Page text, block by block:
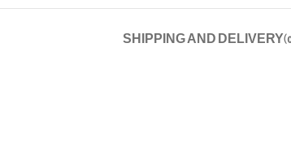
SHIPPING AND DELIVERY